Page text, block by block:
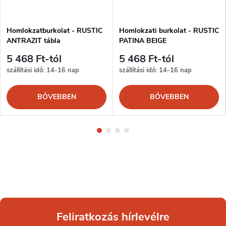
Homlokzatburkolat - RUSTIC
ANTRAZIT tábla
5 468 Ft-tól
szállítási idő: 14-16 nap
BŐVEBBEN
Homlokzati burkolat - RUSTIC
PATINA BEIGE
5 468 Ft-tól
szállítási idő: 14-16 nap
BŐVEBBEN
Feliratkozás hírlevélre